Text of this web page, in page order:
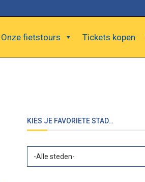
Onze fietstours Tickets kopen
KIES JE FAVORIETE STAD…